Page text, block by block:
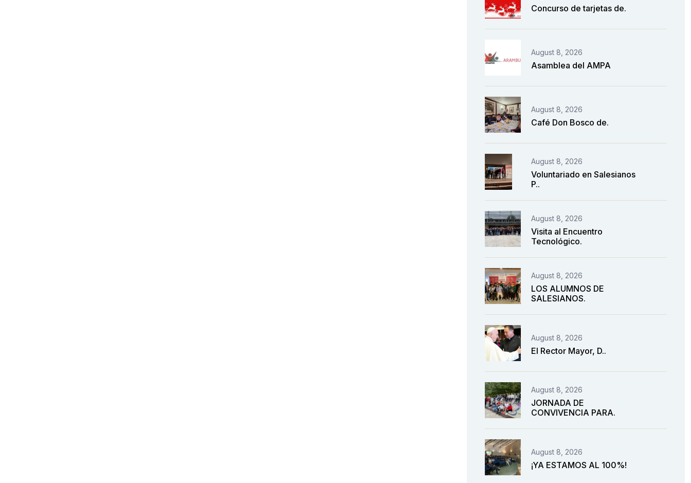
Concurso de tarjetas de.
August 8, 2026
Asamblea del AMPA
August 8, 2026
Café Don Bosco de.
August 8, 2026
Voluntariado en Salesianos
P..
August 8, 2026
Visita al Encuentro
Tecnológico.
August 8, 2026
LOS ALUMNOS DE
SALESIANOS.
August 8, 2026
El Rector Mayor, D..
August 8, 2026
JORNADA DE
CONVIVENCIA PARA.
August 8, 2026
¡YA ESTAMOS AL 100%!